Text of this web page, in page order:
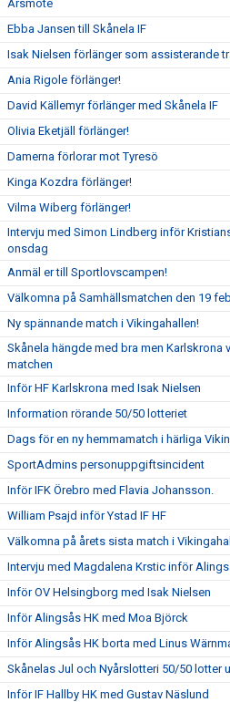
Årsmöte
Ebba Jansen till Skånela IF
Isak Nielsen förlänger som assisterande
Ania Rigole förlänger!
David Källemyr förlänger med Skånela IF
Olivia Eketjäll förlänger!
Damerna förlorar mot Tyresö
Kinga Kozdra förlänger!
Vilma Wiberg förlänger!
Intervju med Simon Lindberg inför
onsdag
Anmäl er till Sportlovscampen!
Välkomna på Samhällsmatchen den 19
Ny spännande match i Vikingahallen!
Skånela hängde med bra men Karlskrona
matchen
Inför HF Karlskrona med Isak Nielsen
Information rörande 50/50 lotteriet
Dags för en ny hemmamatch i härliga
SportAdmins personuppgiftsincident
Inför IFK Örebro med Flavia Johansson.
William Psajd inför Ystad IF HF
Välkomna på årets sista match i
Intervju med Magdalena Krstic inför
Inför OV Helsingborg med Isak Nielsen
Inför Alingsås HK med Moa Björck
Inför Alingsås HK borta med Linus
Skånelas Jul och Nyårslotteri 50/50 lotter
Inför IF Hallby HK med Gustav Näslund